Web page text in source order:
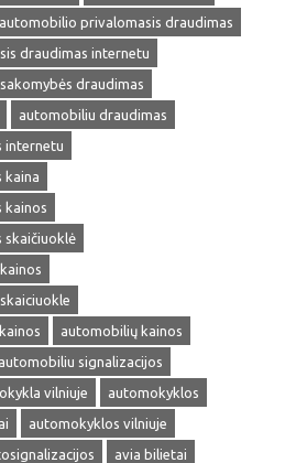
automobilio privalomasis draudimas
draudimas internetu
draudimas
automobiliu draudimas
internetu
kaina
kainos
skaičiuoklė
automobilių kainos
automobiliu signalizacijos
vilniuje
automokyklos
automokyklos vilniuje
avia bilietai